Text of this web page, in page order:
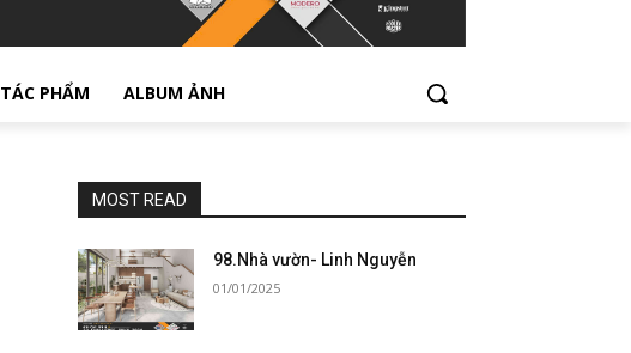
TÁC PHẨM ALBUM ẢNH
MOST READ
98.Nhà vườn- Linh Nguyễn
01/01/2025